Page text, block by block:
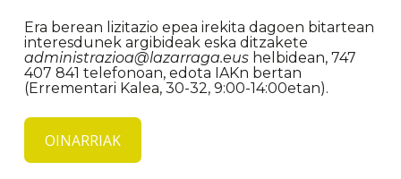
Era berean lizitazio epea irekita dagoen bitartean
interesdunek argibideak eska ditzakete
administrazioa@lazarraga.eushelbidean, 747
407 841 telefonoan, edota IAKn bertan
(Errementari Kalea, 30-32, 9:00-14:00etan).
OINARRIAK